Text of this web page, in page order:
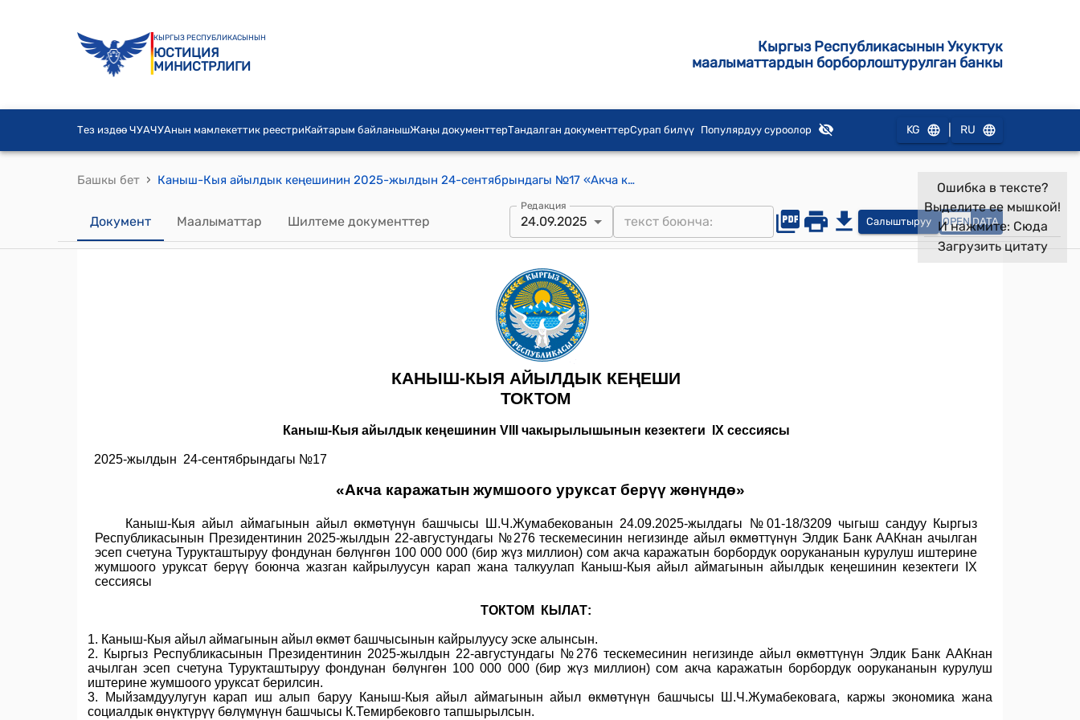
КЫРГЫЗ РЕСПУБЛИКАСЫНЫН
ЮСТИЦИЯ
МИНИСТРЛИГИ
Кыргыз Республикасынын Укуктук
маалыматтардын борборлоштурулган банкы
Тез издөө ЧУАЧУАнын мамлекеттик реестриКайтарым байланышЖаңы документтерТандалган документтерСурап билүү Популярдуу суроолор KG RU
Башкы бет › Каныш-Кыя айылдык кеңешинин 2025-жылдын 24-сентябрындагы №17 «Акча каражатын жумшоого уруксат берүү жөнүндө» токтому
Документ Маалыматтар Шилтеме документтер
Редакция
24.09.2025 Салыштыруу OPEN DATA
Ошибка в тексте?
Выделите ее мышкой!
И нажмите: Сюда
Загрузить цитату